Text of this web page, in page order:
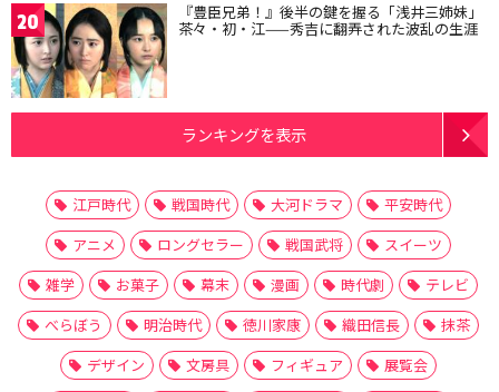
20 『豊臣兄弟！』後半の鍵を握る「浅井三姉妹」
茶々・初・江——秀吉に翻弄された波乱の生涯
ランキングを表示
江戸時代 戦国時代 大河ドラマ
平安時代
アニメ
ロングセラー 戦国武将
スイーツ
雑学
お菓子 幕末 漫画 時代劇
テレビ
べらぼう
明治時代 徳川家康 織田信長
抹茶
デザイン
文房具 フィギュア
展覧会